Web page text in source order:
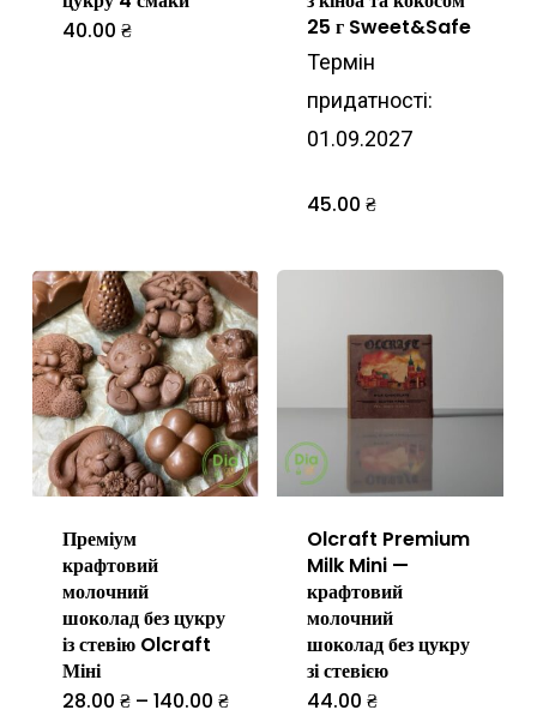
40.00 ₴
вибрати
на
сторінці
товару
25 г Sweet&Safe
Термін
придатності:
01.09.2027
45.00₴
Преміум
крафтовий
молочний
шоколад без цукру
із стевію Olcraft
Міні
28.00 ₴ – 140.00 ₴Діапазон
Цей
Olcraft Premium
Milk Mini —
крафтовий
молочний
шоколад без цукру
зі стевією
44.00₴